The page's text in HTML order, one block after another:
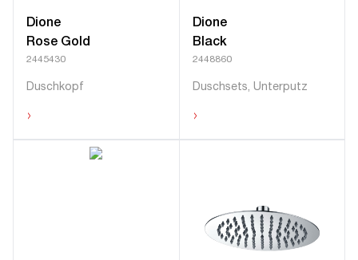
Dione
Rose Gold
2445430
Duschkopf
›
Dione
Black
2448860
Duschsets, Unterputz
›